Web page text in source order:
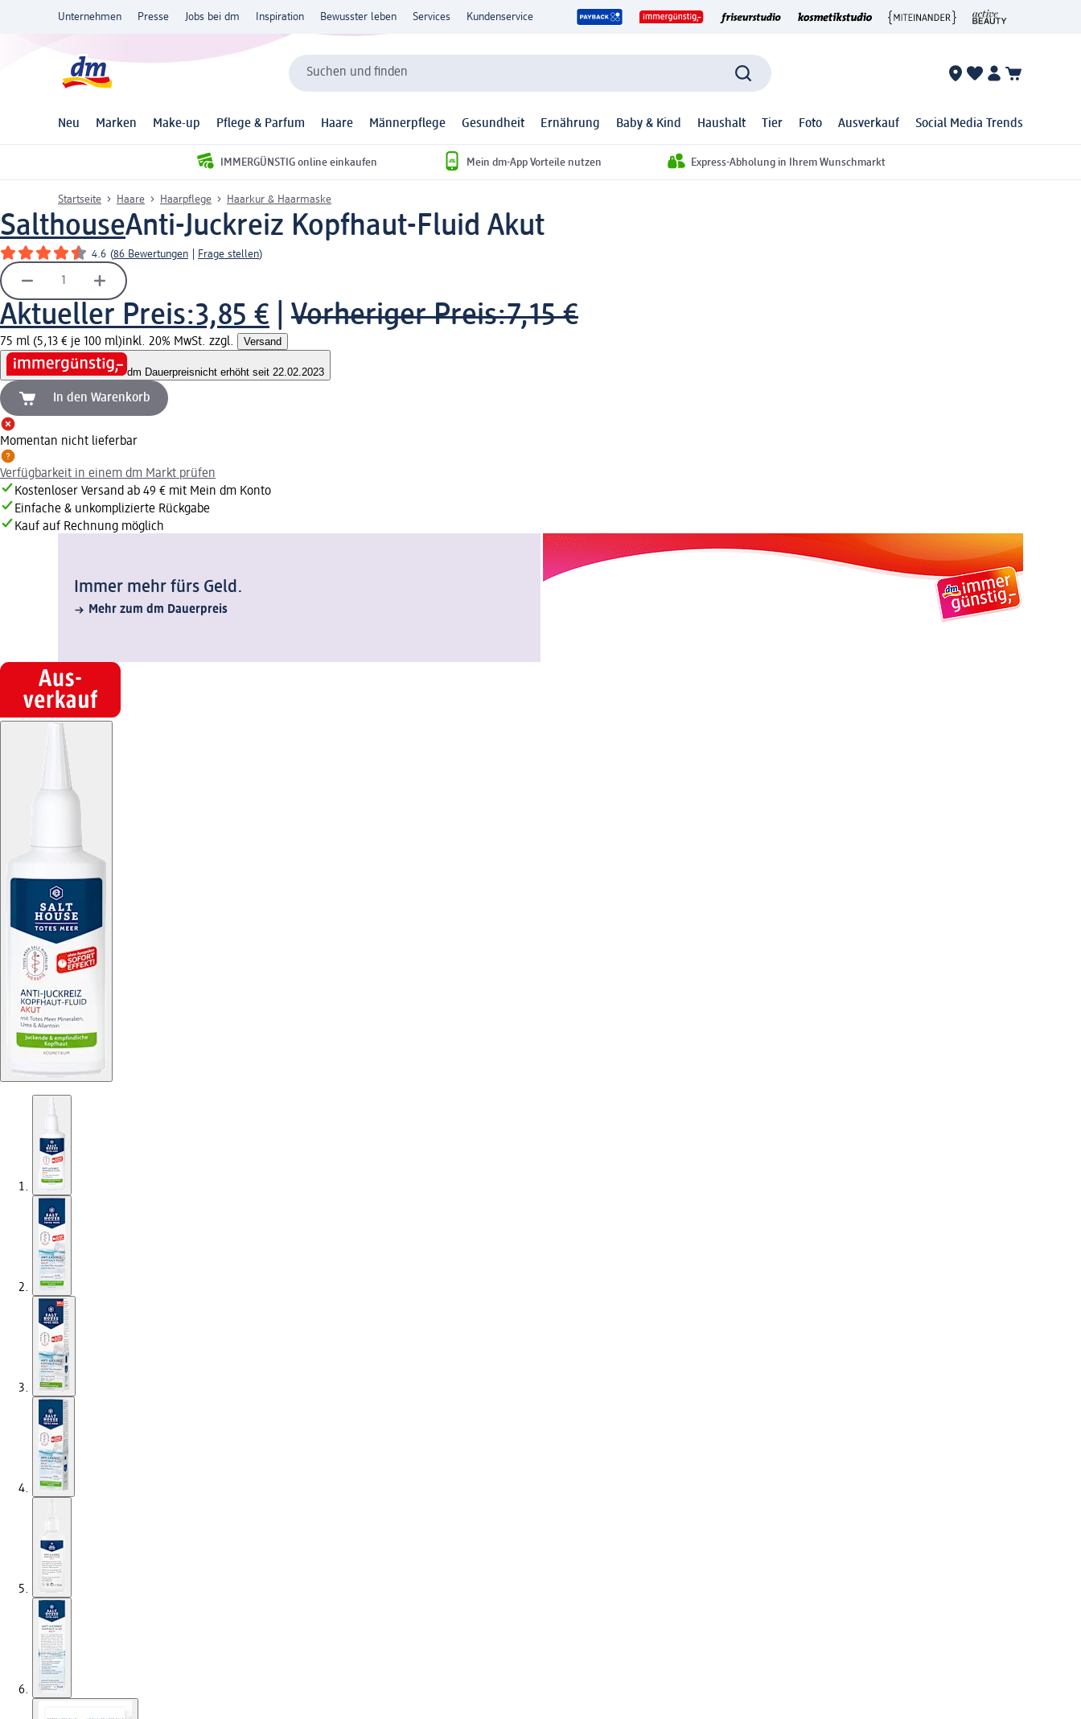
Unternehmen Presse Jobs bei dm Inspiration Bewusster leben Services Kundenservice
Suchen und finden
Neu Marken Make-up Pflege & Parfum Haare Männerpflege Gesundheit Ernährung Baby & Kind Haushalt Tier Foto Ausverkauf Social Media Trends
IMMERGÜNSTIG online einkaufen Mein dm-App Vorteile nutzen Express-Abholung in Ihrem Wunschmarkt
Startseite Haare Haarpflege Haarkur & Haarmaske
SalthouseAnti-Juckreiz Kopfhaut-Fluid Akut
4.6 (86 Bewertungen Frage stellen)
Aktueller Preis:3,85 € Vorheriger Preis:7,15 €
75 ml (5,13 € je 100 ml)inkl. 20% MwSt. zzgl. Versand
dm Dauerpreisnicht erhöht seit 22.02.2023
In den Warenkorb
Momentan nicht lieferbar
Verfügbarkeit in einem dm Markt prüfen
Kostenloser Versand ab 49 € mit Mein dm Konto
Einfache & unkomplizierte Rückgabe
Kauf auf Rechnung möglich
Immer mehr fürs Geld.
Mehr zum dm Dauerpreis